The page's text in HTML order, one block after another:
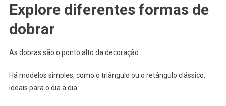
Explore diferentes formas de
dobrar
As dobras são o ponto alto da decoração.
Há modelos simples, como o triângulo ou o retângulo clássico,
ideais para o dia a dia.